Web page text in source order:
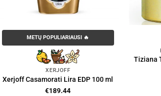
METŲ POPULIARIAUSI 🔥
XERJOFF
Xerjoff Casamorati Lira EDP 100 ml
€189.44
Tiziana